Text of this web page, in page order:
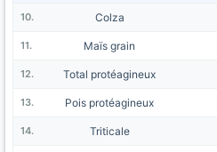
Colza
Maïs grain
Total protéagineux
Pois protéagineux
Triticale